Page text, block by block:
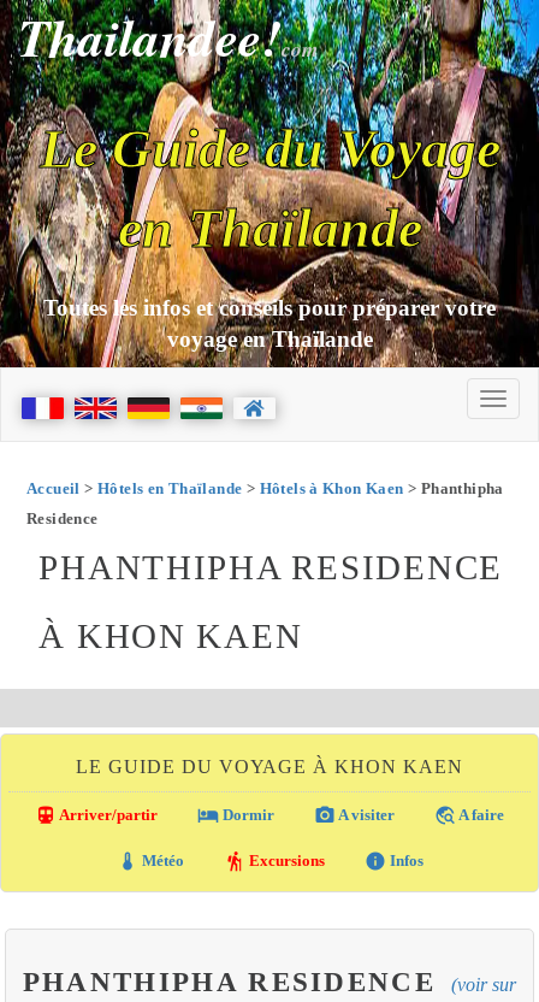
Thailandee!com
Le Guide du Voyage
en Thaïlande
Toutes les infos et conseils pour préparer votre
voyage en Thaïlande
Accueil > Hôtels en Thaïlande > Hôtels à Khon Kaen > Phanthipha
Residence
PHANTHIPHA RESIDENCE
À KHON KAEN
LE GUIDE DU VOYAGE À KHON KAEN
directions_transit Arriver/partir local_hotel Dormir photo_camera A visiter travel_explore A faire
thermostat Météo hiking Excursions info Infos
PHANTHIPHA RESIDENCE (voir sur